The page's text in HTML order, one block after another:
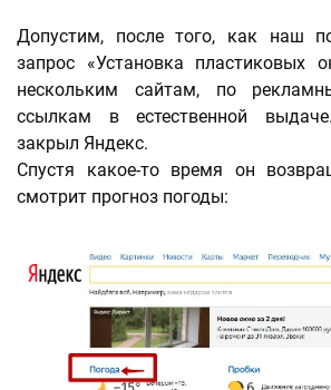
Допустим, после того, как наш
запрос «Установка пластиковых
нескольким сайтам, по
ссылкам в естественной
закрыл Яндекс.
Спустя какое-то время он
смотрит прогноз погоды: